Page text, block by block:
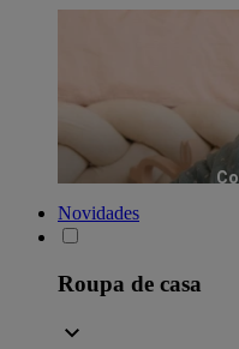
Novidades
Roupa de casa